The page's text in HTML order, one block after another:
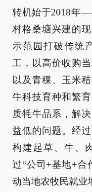
转机始于2018年
村格桑塘兴建的
示范园打破传统
工，以高价收购
以及青稞、玉米
牛科技育种和繁
质牦牛品系，解
益低的问题。经
构建起草、牛、
过“公司+基地+合
动当地农牧民就业